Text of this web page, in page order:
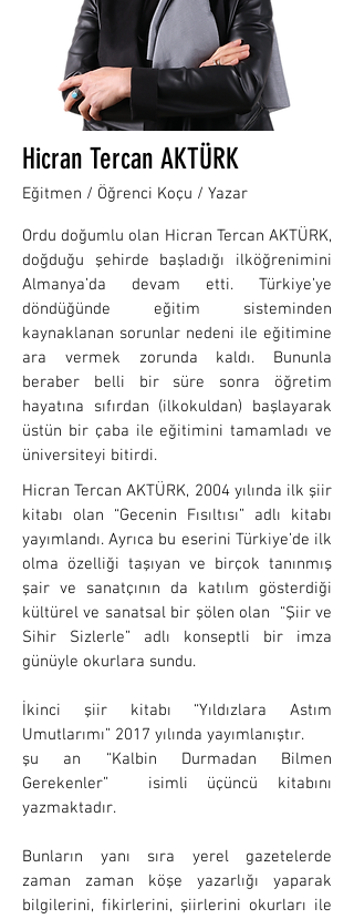
Eğitmen / Öğrenci Koçu / Yazar
Ordu doğumlu olan Hicran Tercan AKTÜRK,
doğduğu şehirde başladığı ilköğrenimini
Almanya’da devam etti. Türkiye’ye
döndüğünde eğitim sisteminden
kaynaklanan sorunlar nedeni ile eğitimine
ara vermek zorunda kaldı. Bununla
beraber belli bir süre sonra öğretim
hayatına sıfırdan (ilkokuldan) başlayarak
üstün bir çaba ile eğitimini tamamladı ve
üniversiteyi bitirdi.
Hicran Tercan AKTÜRK, 2004 yılında ilk şiir
kitabı olan “Gecenin Fısıltısı” adlı kitabı
yayımlandı. Ayrıca bu eserini Türkiye’de ilk
olma özelliği taşıyan ve birçok tanınmış
şair ve sanatçının da katılım gösterdiği
kültürel ve sanatsal bir şölen olan “Şiir ve
Sihir Sizlerle” adlı konseptli bir imza
günüyle okurlara sundu.
İkinci şiir kitabı “Yıldızlara Astım
Umutlarımı” 2017 yılında yayımlanıştır.
şu an “Kalbin Durmadan Bilmen
Gerekenler” isimli üçüncü kitabını
yazmaktadır.
Bunların yanı sıra yerel gazetelerde
zaman zaman köşe yazarlığı yaparak
bilgilerini, fikirlerini, şiirlerini okurları ile
Hicran Tercan AKTÜRK